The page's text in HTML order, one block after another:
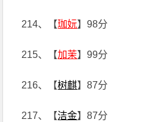
214、【珈妧】98分
215、【加茉】99分
216、【树麒】87分
217、【洁金】87分